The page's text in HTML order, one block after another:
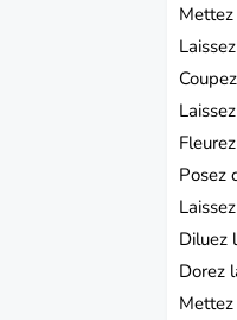
Posez
Diluez
Dorez